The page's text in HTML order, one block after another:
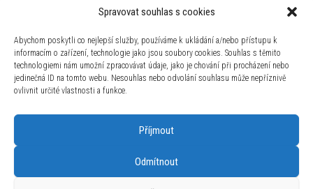
Spravovat souhlas s cookies
Abychom poskytli co nejlepší služby, používáme k ukládání a/nebo přístupu k
informacím o zařízení, technologie jako jsou soubory cookies. Souhlas s těmito
technologiemi nám umožní zpracovávat údaje, jako je chování při procházení nebo
jedinečná ID na tomto webu. Nesouhlas nebo odvolání souhlasu může nepříznivě
ovlivnit určité vlastnosti a funkce.
Příjmout
Odmítnout
Moravská klobása Premium 200g Mistr Málek
120Kč
Středová grilovací mřížka pro Remundi S
2 499Kč